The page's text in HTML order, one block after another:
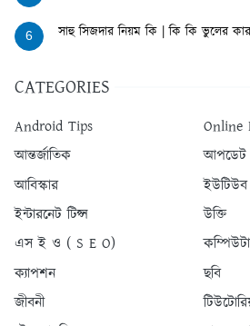
6 সাহু সিজদার নিয়ম কি | কি কি ভুলের
CATEGORIES
Android Tips
Online
আন্তর্জাতিক
আপডেট
আবিস্কার
ইউটিউব
ইন্টারনেট টিপ্স
উক্তি
এস ই ও ( S E O)
ক্যাপশন
ছবি
জীবনী